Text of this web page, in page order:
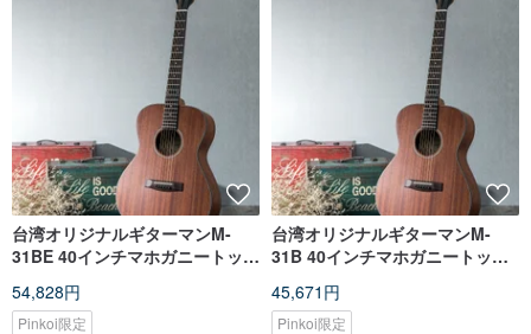
台湾オリジナルギターマンM-
31BE 40インチマホガニートップ
OMバレルギター
54,828円
Pinkoi限定
台湾オリジナルギターマンM-
31B 40インチマホガニートップ
OMバレルギター
45,671円
Pinkoi限定